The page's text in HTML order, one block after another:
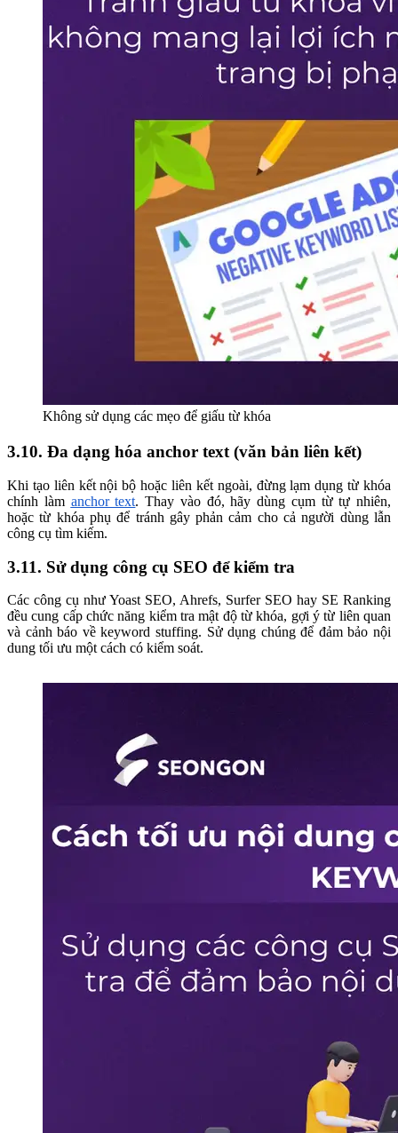
Không sử dụng các mẹo để giấu từ khóa
3.10. Đa dạng hóa anchor text (văn bản liên kết)
Khi tạo liên kết nội bộ hoặc liên kết ngoài, đừng lạm dụng từ khóa
chính làm anchor text. Thay vào đó, hãy dùng cụm từ tự nhiên,
hoặc từ khóa phụ để tránh gây phản cảm cho cả người dùng lẫn
công cụ tìm kiếm.
3.11. Sử dụng công cụ SEO để kiểm tra
Các công cụ như Yoast SEO, Ahrefs, Surfer SEO hay SE Ranking
đều cung cấp chức năng kiểm tra mật độ từ khóa, gợi ý từ liên quan
và cảnh báo về keyword stuffing. Sử dụng chúng để đảm bảo nội
dung tối ưu một cách có kiểm soát.